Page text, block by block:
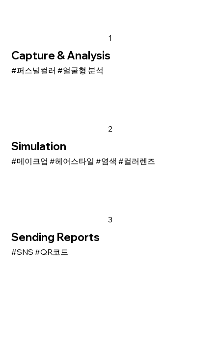
1
Capture & Analysis
#퍼스널컬러 #얼굴형 분석
2
Simulation
#메이크업 #헤어스타일 #염색 #컬러렌즈
3
Sending Reports
#SNS #QR코드